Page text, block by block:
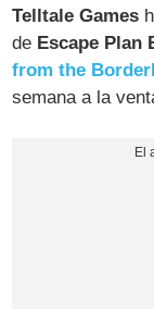
Telltale Games
de Escape Plan
from the
semana a la